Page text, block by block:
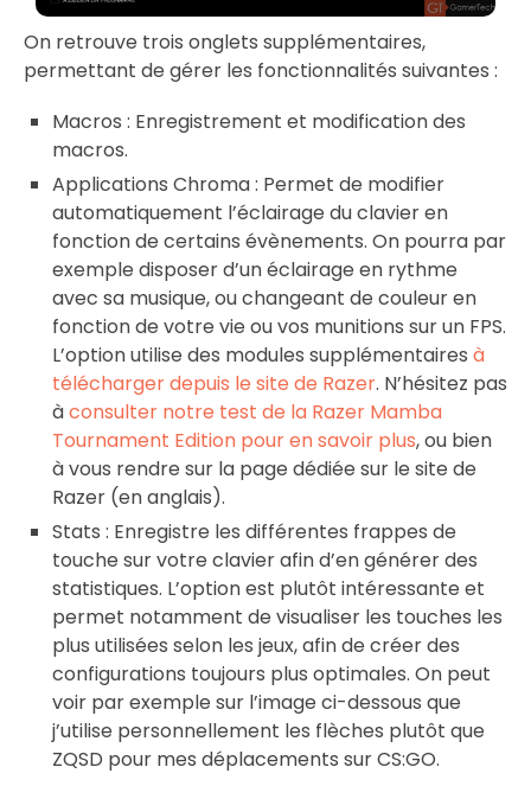
On retrouve trois onglets supplémentaires,
permettant de gérer les fonctionnalités suivantes :
Macros : Enregistrement et modification des
macros.
Applications Chroma : Permet de modifier
automatiquement l’éclairage du clavier en
fonction de certains évènements. On pourra par
exemple disposer d’un éclairage en rythme
avec sa musique, ou changeant de couleur en
fonction de votre vie ou vos munitions sur un FPS.
L’option utilise des modules supplémentaires à
télécharger depuis le site de Razer. N’hésitez pas
àconsulter notre test de la Razer Mamba
Tournament Edition pour en savoir plus, ou bien
à vous rendre sur la page dédiée sur le site de
Razer (en anglais).
Stats : Enregistre les différentes frappes de
touche sur votre clavier afin d’en générer des
statistiques. L’option est plutôt intéressante et
permet notamment de visualiser les touches les
plus utilisées selon les jeux, afin de créer des
configurations toujours plus optimales. On peut
voir par exemple sur l’image ci-dessous que
j’utilise personnellement les flèches plutôt que
ZQSD pour mes déplacements sur CS:GO.